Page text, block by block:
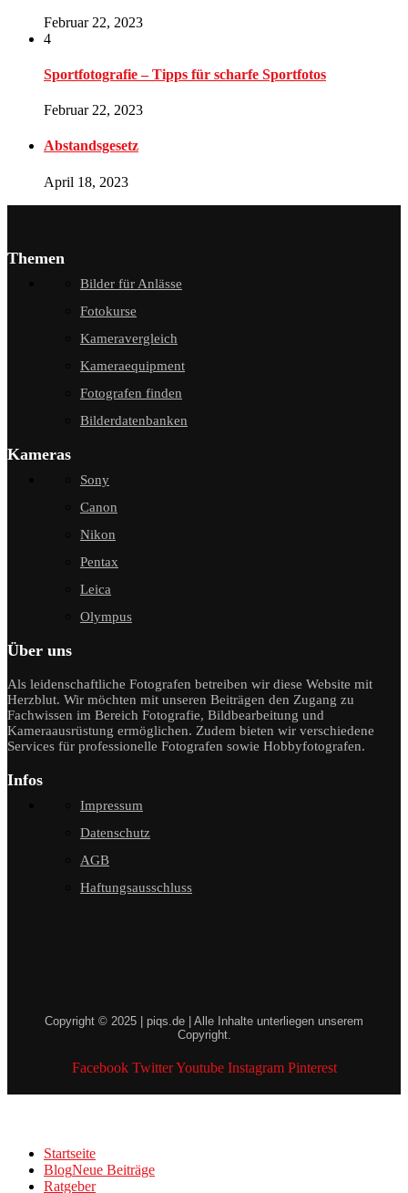
Februar 22, 2023
4
Sportfotografie – Tipps für scharfe Sportfotos
Februar 22, 2023
Abstandsgesetz
April 18, 2023
Themen
Bilder für Anlässe
Fotokurse
Kameravergleich
Kameraequipment
Fotografen finden
Bilderdatenbanken
Kameras
Sony
Canon
Nikon
Pentax
Leica
Olympus
Über uns
Als leidenschaftliche Fotografen betreiben wir diese Website mit
Herzblut. Wir möchten mit unseren Beiträgen den Zugang zu
Fachwissen im Bereich Fotografie, Bildbearbeitung und
Kameraausrüstung ermöglichen. Zudem bieten wir verschiedene
Services für professionelle Fotografen sowie Hobbyfotografen.
Infos
Impressum
Datenschutz
AGB
Haftungsausschluss
Copyright © 2025 | piqs.de | Alle Inhalte unterliegen unserem
Copyright.
Facebook Twitter Youtube Instagram Pinterest
Startseite
BlogNeue Beiträge
Ratgeber